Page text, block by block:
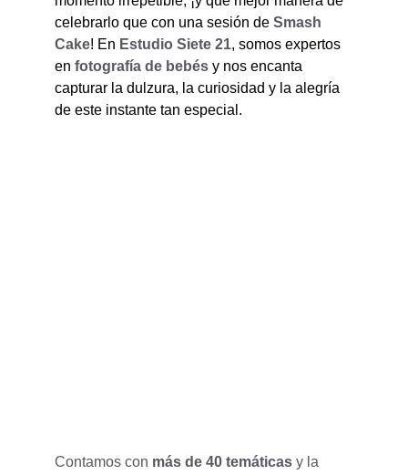
celebrarlo que con una sesión de Smash
Cake! En Estudio Siete 21, somos expertos
en fotografía de bebés y nos encanta
capturar la dulzura, la curiosidad y la alegría
de este instante tan especial.
Contamos con más de 40 temáticas y la